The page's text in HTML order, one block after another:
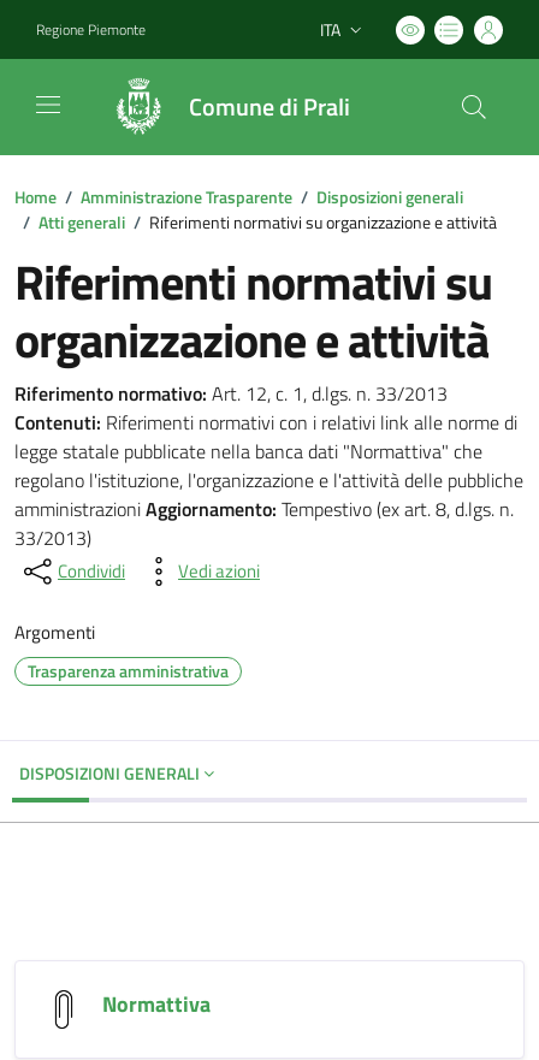
Regione Piemonte Lingua attiva:
ITA
Comune di Prali
Home / Amministrazione Trasparente / Disposizioni generali
/ Atti generali / Riferimenti normativi su organizzazione e attività
Riferimenti normativi su
organizzazione e attività
Riferimento normativo: Art. 12, c. 1, d.lgs. n. 33/2013
Contenuti: Riferimenti normativi con i relativi link alle norme di
legge statale pubblicate nella banca dati "Normattiva" che
regolano l'istituzione, l'organizzazione e l'attività delle pubbliche
amministrazioniAggiornamento: Tempestivo (ex art. 8, d.lgs. n.
33/2013)
Condividi Vedi azioni
Argomenti
Trasparenza amministrativa
DISPOSIZIONI GENERALI
Normattiva